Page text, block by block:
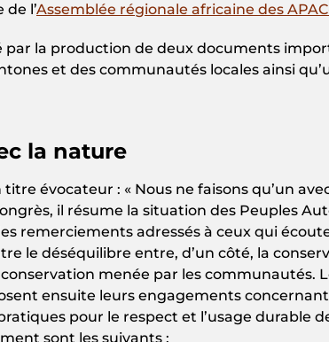
l’Assemblée régionale africaine des
par la production de deux documents
et des communautés locales ainsi
la nature
évocateur : « Nous ne faisons qu’un
il résume la situation des Peuples
remerciements adressés à ceux qui
le déséquilibre entre, d’un côté, la
menée par les communautés.
ensuite leurs engagements
pour le respect et l’usage durable
sont les suivants :